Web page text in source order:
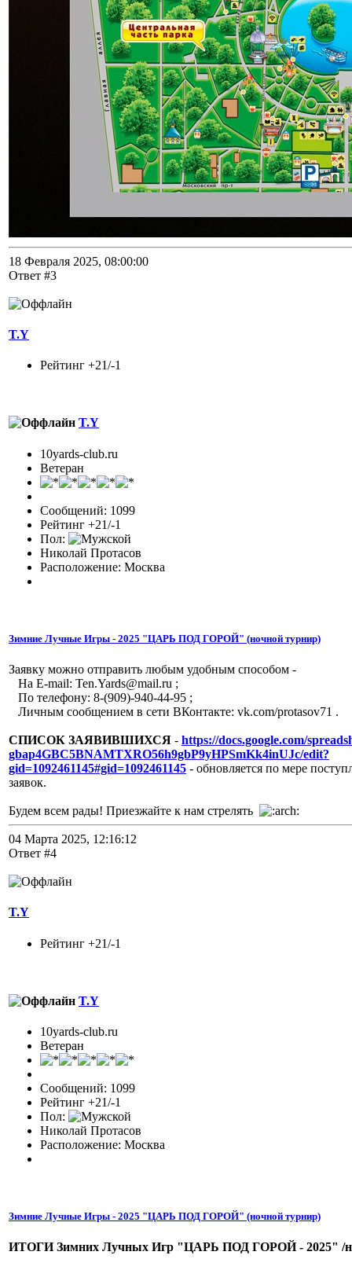
18 Февраля 2025, 08:00:00
Ответ #3
T.Y
Рейтинг +21/-1
T.Y
10yards-club.ru
Ветеран
Сообщений: 1099
Рейтинг +21/-1
Пол:
Николай Протасов
Расположение: Москва
Зимние Лучные Игры - 2025 "ЦАРЬ ПОД ГОРОЙ" (ночной турнир)
Заявку можно отправить любым удобным способом -
На E-mail: Ten.Yards@mail.ru ;
По телефону: 8-(909)-940-44-95 ;
Личным сообщением в сети ВКонтакте: vk.com/protasov71 .
СПИСОК ЗАЯВИВШИХСЯ - https://docs.google.com/
gbap4GBC5BNAMTXRO56h9gbP9yHPSmKk4inUJc/edit?
gid=1092461145#gid=1092461145 - обновляется по мере
заявок.
Будем всем рады! Приезжайте к нам стрелять
04 Марта 2025, 12:16:12
Ответ #4
T.Y
Рейтинг +21/-1
T.Y
10yards-club.ru
Ветеран
Сообщений: 1099
Рейтинг +21/-1
Пол:
Николай Протасов
Расположение: Москва
Зимние Лучные Игры - 2025 "ЦАРЬ ПОД ГОРОЙ" (ночной турнир)
ИТОГИ Зимних Лучных Игр "ЦАРЬ ПОД ГОРОЙ - 2025" /